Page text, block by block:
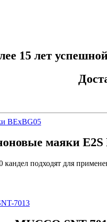
15 лет
маяки E2S
подходят для